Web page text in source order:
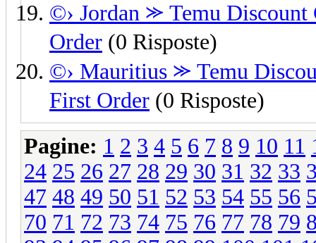
©› Jordan ⪼ Temu
Order (0 Risposte)
©› Mauritius ⪼ Temu
First Order (0 Risposte)
Pagine: 1 2 3 4 5 6 7 8 9 10 11
24 25 26 27 28 29 30 31 32 33
47 48 49 50 51 52 53 54 55 56
70 71 72 73 74 75 76 77 78 79